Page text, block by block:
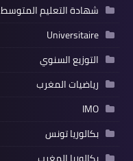
شهادة التعليم المتوسط
Universitaire
التوزيع السنوي
رياضيات المغرب
IMO
بكالوريا تونس